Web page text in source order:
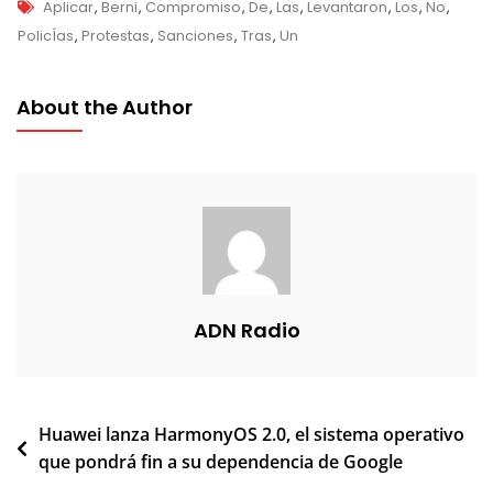
Tags
Aplicar, Berni, Compromiso, De, Las, Levantaron, Los, No,
PolicÍas, Protestas, Sanciones, Tras, Un
About the Author
ADN Radio
Navegación
de
Huawei lanza HarmonyOS 2.0, el sistema operativo
que pondrá fin a su dependencia de Google